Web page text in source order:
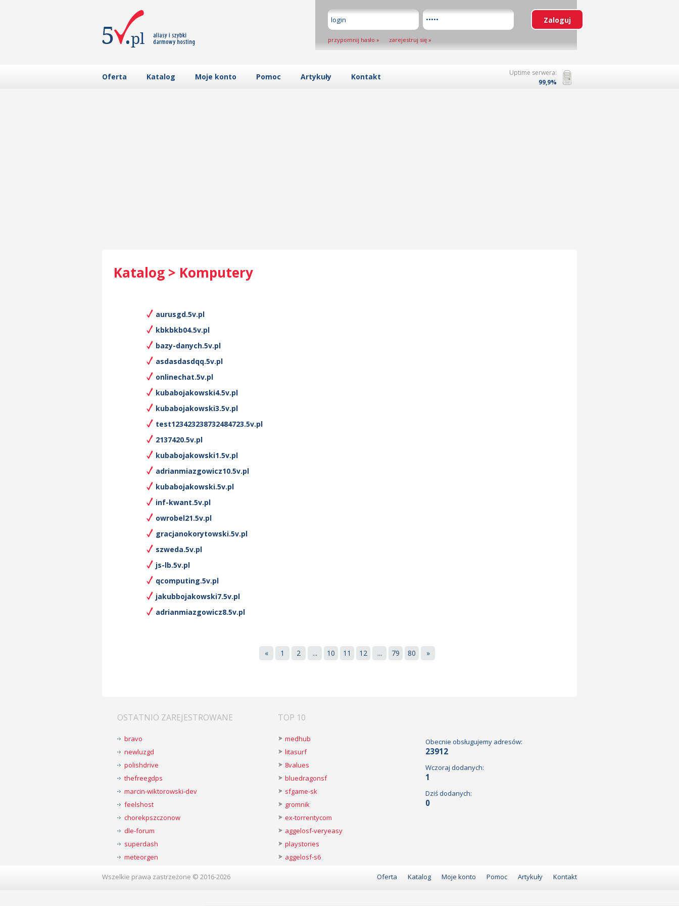
przypomnij hasło » zarejestruj się »
Oferta Katalog Moje konto Pomoc Artykuły Kontakt
Uptime serwera:
99,9%
Katalog > Komputery
aurusgd.5v.pl
kbkbkb04.5v.pl
bazy-danych.5v.pl
asdasdasdqq.5v.pl
onlinechat.5v.pl
kubabojakowski4.5v.pl
kubabojakowski3.5v.pl
test123423238732484723.5v.pl
2137420.5v.pl
kubabojakowski1.5v.pl
adrianmiazgowicz10.5v.pl
kubabojakowski.5v.pl
inf-kwant.5v.pl
owrobel21.5v.pl
gracjanokorytowski.5v.pl
szweda.5v.pl
js-lb.5v.pl
qcomputing.5v.pl
jakubbojakowski7.5v.pl
adrianmiazgowicz8.5v.pl
« 1 2 ... 10 11 12 ... 79 80 »
OSTATNIO ZAREJESTROWANE
bravo
newluzgd
polishdrive
thefreegdps
marcin-wiktorowski-dev
feelshost
chorekpszczonow
dle-forum
superdash
meteorgen
TOP 10
medhub
litasurf
8values
bluedragonsf
sfgame-sk
gromnik
ex-torrentycom
aggelosf-veryeasy
playstories
aggelosf-s6
Obecnie obsługujemy adresów:
23912
Wczoraj dodanych:
1
Dziś dodanych:
0
Wszelkie prawa zastrzeżone © 2016-2026 Oferta Katalog Moje konto Pomoc Artykuły Kontakt